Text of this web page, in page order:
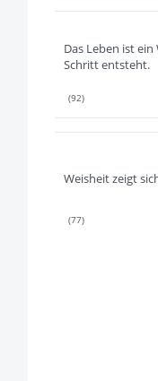
Das Leben ist
Schritt entsteht.
(92)
Weisheit zeigt
(77)